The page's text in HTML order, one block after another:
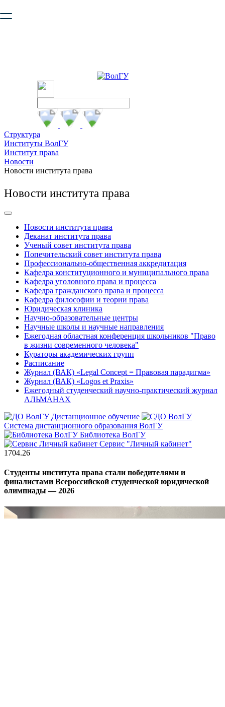
безопасную работу с сайтом. Пожалуйста
Структура
Институты ВолГУ
Институт права
Новости
Новости института права
Новости института права
Новости института права
Деканат института права
Ученый совет института права
Попечительский совет института права
Профессионально-общественная аккредитация
Кафедра конституционного и муниципального права
Кафедра уголовного права и процесса
Кафедра гражданского права и процесса
Кафедра философии и теории права
Юридическая клиника
Научно-образовательные центры
Научные школы и научные направления
Ежегодная областная конференция школьников "Право
в жизни современного человека"
Кураторы академических групп
Расписание
Журнал (ВАК) «Legal Concept = Правовая парадигма»
Журнал (ВАК) «Logos et Praxis»
Ежегодный студенческий научно-практический журнал
АЛЬМАНАХ
Дистанционное обучение
Система дистанционного образования ВолГУ
Библиотека ВолГУ
Сервис "Личный кабинет"
1704.26
Студенты института права стали победителями и
финалистами Всероссийской студенческой юридической
олимпиады — 2026